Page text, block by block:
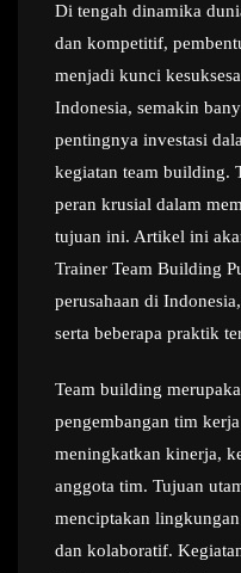
Di tengah dinamika
dan kompetitif,
menjadi kunci
Indonesia, semakin
pentingnya investasi
kegiatan team building.
peran krusial dalam
tujuan ini. Artikel ini
Trainer Team Building
perusahaan di
serta beberapa praktik
Team building
pengembangan tim
meningkatkan kinerja,
anggota tim. Tujuan
menciptakan
dan kolaboratif.